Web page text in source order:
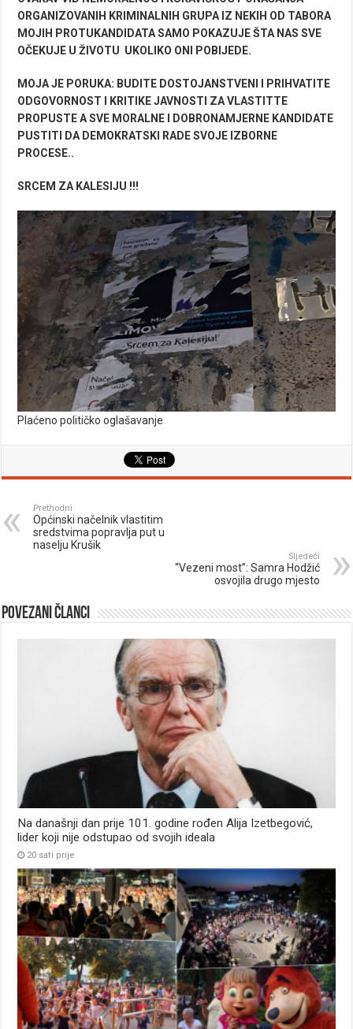
ORGANIZOVANIH KRIMINALNIH GRUPA IZ NEKIH OD TABORA
MOJIH PROTUKANDIDATA SAMO POKAZUJE ŠTA NAS SVE
OČEKUJE U ŽIVOTU UKOLIKO ONI POBIJEDE.
MOJA JE PORUKA: BUDITE DOSTOJANSTVENI I PRIHVATITE
ODGOVORNOST I KRITIKE JAVNOSTI ZA VLASTITTE
PROPUSTE A SVE MORALNE I DOBRONAMJERNE KANDIDATE
PUSTITI DA DEMOKRATSKI RADE SVOJE IZBORNE
PROCESE..
SRCEM ZA KALESIJU !!!
Plaćeno političko oglašavanje
Prethodni
Općinski načelnik vlastitim
sredstvima popravlja put u
naselju Krušik
Sljedeći
“Vezeni most”: Samra Hodžić
osvojila drugo mjesto
Povezani članci
Na današnji dan prije 101. godine rođen Alija Izetbegović,
lider koji nije odstupao od svojih ideala
20 sati prije